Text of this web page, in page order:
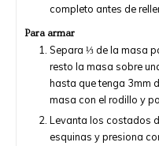
completo antes de
Para armar
Separa ⅓ de la masa
resto la masa sobre
hasta que tenga 3mm
masa con el rodillo y
Levanta los costados
esquinas y presiona